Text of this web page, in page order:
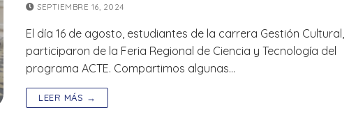
SEPTIEMBRE 16, 2024
El día 16 de agosto, estudiantes de la carrera Gestión Cultural,
participaron de la Feria Regional de Ciencia y Tecnología del
programa ACTE. Compartimos algunas…
LEER MÁS →